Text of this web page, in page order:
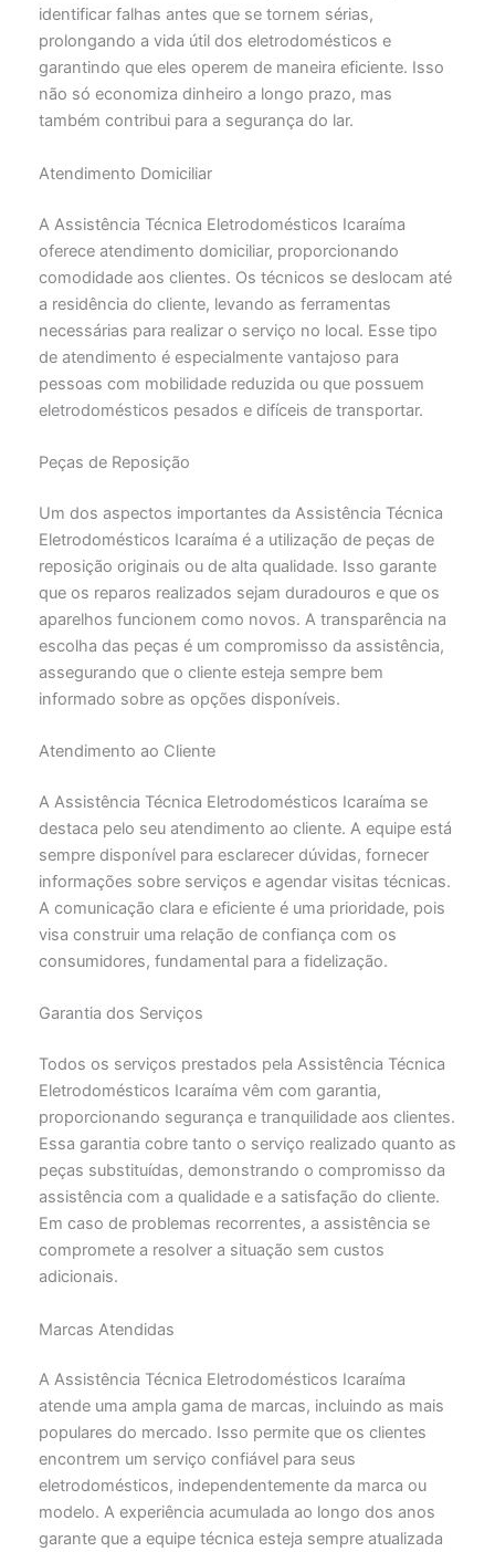
identificar falhas antes que se tornem sérias,
prolongando a vida útil dos eletrodomésticos e
garantindo que eles operem de maneira eficiente. Isso
não só economiza dinheiro a longo prazo, mas
também contribui para a segurança do lar.
Atendimento Domiciliar
A Assistência Técnica Eletrodomésticos Icaraíma
oferece atendimento domiciliar, proporcionando
comodidade aos clientes. Os técnicos se deslocam até
a residência do cliente, levando as ferramentas
necessárias para realizar o serviço no local. Esse tipo
de atendimento é especialmente vantajoso para
pessoas com mobilidade reduzida ou que possuem
eletrodomésticos pesados e difíceis de transportar.
Peças de Reposição
Um dos aspectos importantes da Assistência Técnica
Eletrodomésticos Icaraíma é a utilização de peças de
reposição originais ou de alta qualidade. Isso garante
que os reparos realizados sejam duradouros e que os
aparelhos funcionem como novos. A transparência na
escolha das peças é um compromisso da assistência,
assegurando que o cliente esteja sempre bem
informado sobre as opções disponíveis.
Atendimento ao Cliente
A Assistência Técnica Eletrodomésticos Icaraíma se
destaca pelo seu atendimento ao cliente. A equipe está
sempre disponível para esclarecer dúvidas, fornecer
informações sobre serviços e agendar visitas técnicas.
A comunicação clara e eficiente é uma prioridade, pois
visa construir uma relação de confiança com os
consumidores, fundamental para a fidelização.
Garantia dos Serviços
Todos os serviços prestados pela Assistência Técnica
Eletrodomésticos Icaraíma vêm com garantia,
proporcionando segurança e tranquilidade aos clientes.
Essa garantia cobre tanto o serviço realizado quanto as
peças substituídas, demonstrando o compromisso da
assistência com a qualidade e a satisfação do cliente.
Em caso de problemas recorrentes, a assistência se
compromete a resolver a situação sem custos
adicionais.
Marcas Atendidas
A Assistência Técnica Eletrodomésticos Icaraíma
atende uma ampla gama de marcas, incluindo as mais
populares do mercado. Isso permite que os clientes
encontrem um serviço confiável para seus
eletrodomésticos, independentemente da marca ou
modelo. A experiência acumulada ao longo dos anos
garante que a equipe técnica esteja sempre atualizada